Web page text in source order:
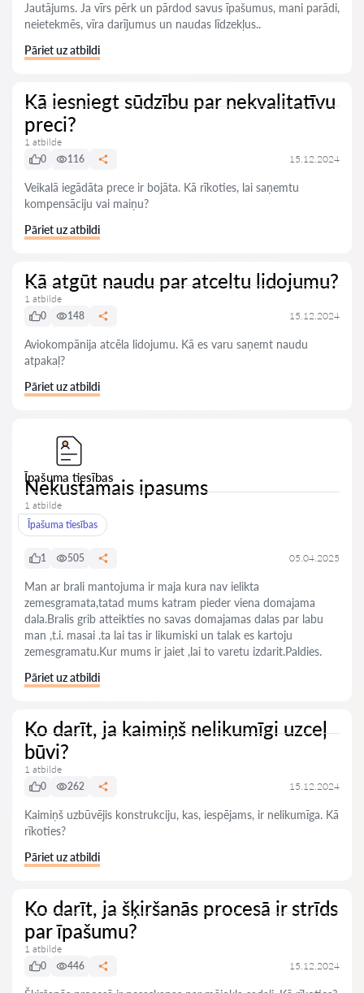
Jautājums. Ja vīrs pērk un pārdod savus īpašumus, mani parādi,
neietekmēs, vīra darījumus un naudas līdzekļus..
Pāriet uz atbildi
Kā iesniegt sūdzību par nekvalitatīvu
preci?
1 atbilde
0
116 15.12.2024
Veikalā iegādāta prece ir bojāta. Kā rīkoties, lai saņemtu
kompensāciju vai maiņu?
Pāriet uz atbildi
Kā atgūt naudu par atceltu lidojumu?
1 atbilde
0
148 15.12.2024
Aviokompānija atcēla lidojumu. Kā es varu saņemt naudu
atpakaļ?
Pāriet uz atbildi
Īpašuma tiesības
Nekustamais ipasums
1 atbilde
Īpašuma tiesības
1 505 05.04.2025
Man ar brali mantojuma ir maja kura nav ielikta
zemesgramata,tatad mums katram pieder viena domajama
dala.Bralis grib atteikties no savas domajamas dalas par labu
man ,t.i. masai .ta lai tas ir likumiski un talak es kartoju
zemesgramatu.Kur mums ir jaiet ,lai to varetu izdarit.Paldies.
Pāriet uz atbildi
Ko darīt, ja kaimiņš nelikumīgi uzceļ
būvi?
1 atbilde
0
262 15.12.2024
Kaimiņš uzbūvējis konstrukciju, kas, iespējams, ir nelikumīga. Kā
rīkoties?
Pāriet uz atbildi
Ko darīt, ja šķiršanās procesā ir strīds
par īpašumu?
1 atbilde
0
446 15.12.2024